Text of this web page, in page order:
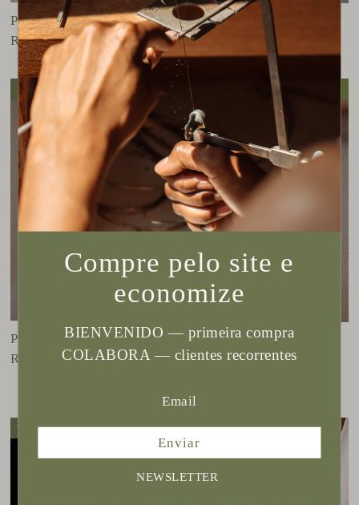
Pingente Opala Prata
R$ 340,00
Pingente Pedra da Lua II
R$ 530,00
Novo
Pingente Pedra da Lua
R$ 520,00
(Salvar R$ 115,00)
Pingente Colar Arrudinha
Para Corrente Regulável
Vendido Vendido
Compre pelo site e
economize
BIENVENIDO — primeira compra
COLABORA — clientes recorrentes
Enviar
NEWSLETTER